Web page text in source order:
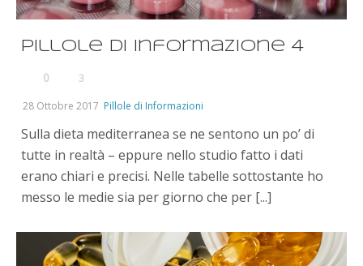
Pillole di informazione 4
0
3
28 Ottobre 2017 Pillole di Informazioni
Sulla dieta mediterranea se ne sentono un po’ di
tutte in realtà – eppure nello studio fatto i dati
erano chiari e precisi. Nelle tabelle sottostante ho
messo le medie sia per giorno che per [...]